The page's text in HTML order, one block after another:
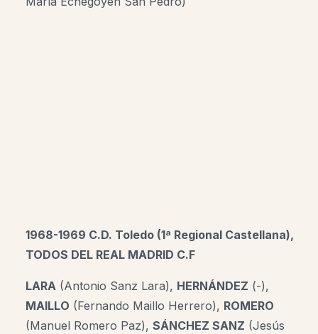
1968-1969 C.D. Toledo (1ª Regional Castellana),
TODOS DEL REAL MADRID C.F
LARA (Antonio Sanz Lara), HERNÁNDEZ (-),
MAILLO (Fernando Maillo Herrero), ROMERO
(Manuel Romero Paz), SÁNCHEZ SANZ (Jesús